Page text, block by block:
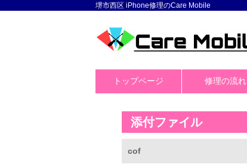
堺市西区 iPhone修理のCare Mobile
トップページ 修理の流れ
添付ファイル
cof